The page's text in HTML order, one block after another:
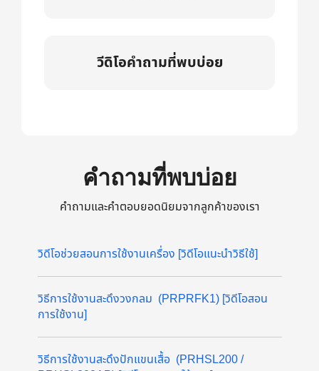
วีดิโอคำถามที่พบบ่อย
คำถามที่พบบ่อย
คำถามและคำตอบยอดนิยมจากลูกค้าของเรา
วิดีโอช่วยสอนการใช้งานเครื่อง [วิดีโอแนะนำวิธีใช้]
วิธีการใช้งานสะดึงวงกลม (PRPRFK1) [วิดีโอสอน
การใช้งาน]
วิธีการใช้งานสะดึงปักแขนเสื้อ (PRHSL200 /